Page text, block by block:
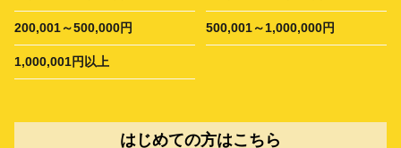
200,001～500,000円 500,001～1,000,000円
1,000,001円以上
はじめての方はこちら